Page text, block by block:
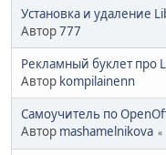
Установка и удаление
Автор777
Рекламный буклет про
Автор kompilainenn
Самоучитель по
Автор mashamelnikova